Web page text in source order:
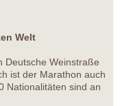
Welt
Deutsche Weinstraße
ist der Marathon auch
Nationalitäten sind an